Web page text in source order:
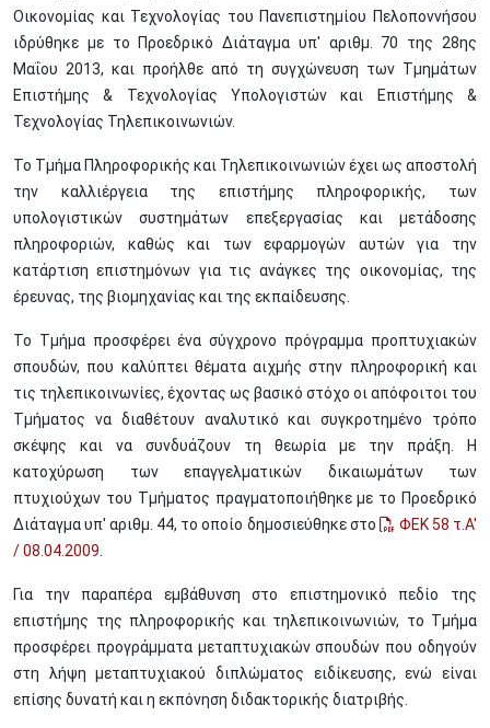
Οικονομίας και Τεχνολογίας του Πανεπιστημίου Πελοποννήσου
ιδρύθηκε με το Προεδρικό Διάταγμα υπ' αριθμ. 70 της 28ης
Μαΐου 2013, και προήλθε από τη συγχώνευση των Τμημάτων
Επιστήμης & Τεχνολογίας Υπολογιστών και Επιστήμης &
Τεχνολογίας Τηλεπικοινωνιών.
Το Τμήμα Πληροφορικής και Τηλεπικοινωνιών έχει ως αποστολή
την καλλιέργεια της επιστήμης πληροφορικής, των
υπολογιστικών συστημάτων επεξεργασίας και μετάδοσης
πληροφοριών, καθώς και των εφαρμογών αυτών για την
κατάρτιση επιστημόνων για τις ανάγκες της οικονομίας, της
έρευνας, της βιομηχανίας και της εκπαίδευσης.
Το Τμήμα προσφέρει ένα σύγχρονο πρόγραμμα προπτυχιακών
σπουδών, που καλύπτει θέματα αιχμής στην πληροφορική και
τις τηλεπικοινωνίες, έχοντας ως βασικό στόχο οι απόφοιτοι του
Τμήματος να διαθέτουν αναλυτικό και συγκροτημένο τρόπο
σκέψης και να συνδυάζουν τη θεωρία με την πράξη. Η
κατοχύρωση των επαγγελματικών δικαιωμάτων των
πτυχιούχων του Τμήματος πραγματοποιήθηκε με το Προεδρικό
Διάταγμα υπ' αριθμ. 44, το οποίο δημοσιεύθηκε στο
ΦΕΚ 58 τ.Α'
/ 08.04.2009
Για την παραπέρα εμβάθυνση στο επιστημονικό πεδίο της
επιστήμης της πληροφορικής και τηλεπικοινωνιών, το Τμήμα
προσφέρει προγράμματα μεταπτυχιακών σπουδών που οδηγούν
στη λήψη μεταπτυχιακού διπλώματος ειδίκευσης, ενώ είναι
επίσης δυνατή και η εκπόνηση διδακτορικής διατριβής.